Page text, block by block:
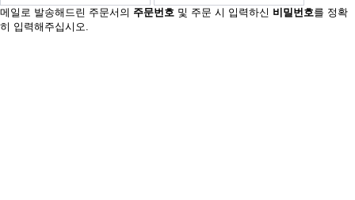
메일로 발송해드린 주문서의 주문번호 및 주문 시 입력하신 비밀번호를 정확
히 입력해주십시오.